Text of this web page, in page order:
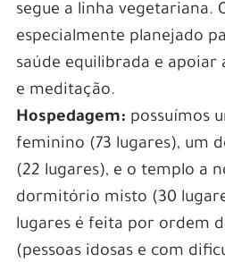
segue a linha vegetariana.
especialmente planejado
saúde equilibrada e apoiar
e meditação.
Hospedagem: possuímos
feminino (73 lugares), um
(22 lugares), e o templo a
dormitório misto (30
lugares é feita por ordem
(pessoas idosas e com